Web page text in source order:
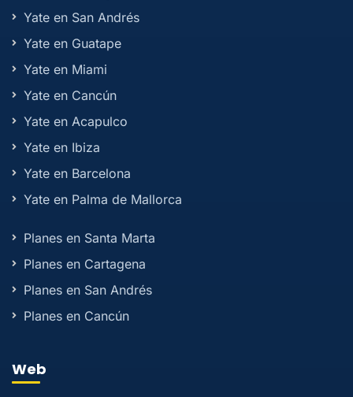
Yate en San Andrés
Yate en Guatape
Yate en Miami
Yate en Cancún
Yate en Acapulco
Yate en Ibiza
Yate en Barcelona
Yate en Palma de Mallorca
Planes en Santa Marta
Planes en Cartagena
Planes en San Andrés
Planes en Cancún
Web